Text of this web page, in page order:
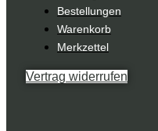
Bestellungen
Warenkorb
Merkzettel
Vertrag widerrufen